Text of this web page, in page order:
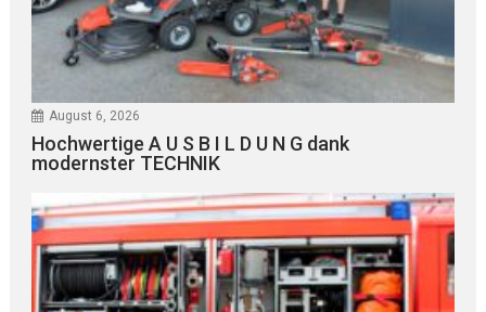
August 6, 2026
Hochwertige A U S B I L D U N G dank
modernster TECHNIK